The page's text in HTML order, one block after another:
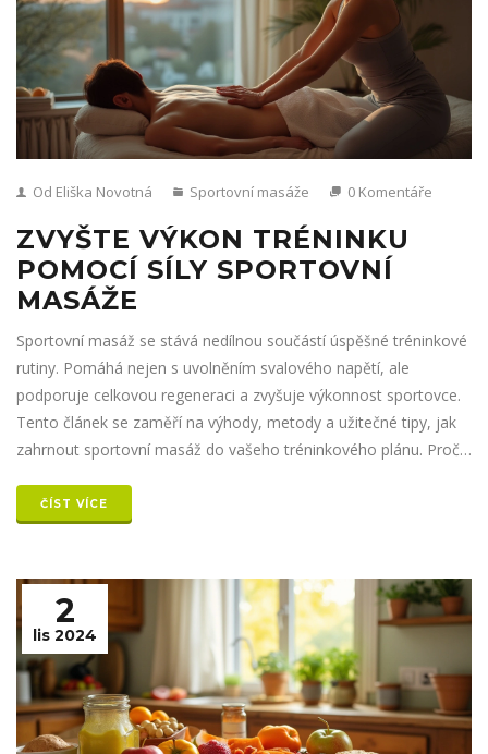
Od Eliška Novotná Sportovní masáže 0 Komentáře
ZVYŠTE VÝKON TRÉNINKU
POMOCÍ SÍLY SPORTOVNÍ
MASÁŽE
Sportovní masáž se stává nedílnou součástí úspěšné tréninkové
rutiny. Pomáhá nejen s uvolněním svalového napětí, ale
podporuje celkovou regeneraci a zvyšuje výkonnost sportovce.
Tento článek se zaměří na výhody, metody a užitečné tipy, jak
zahrnout sportovní masáž do vašeho tréninkového plánu. Proč
sportovci.
ČÍST VÍCE
2
lis 2024